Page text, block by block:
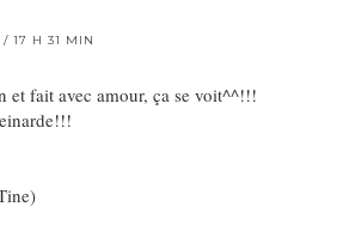
17 H 31 MIN
et fait avec amour, ça se voit^^!!!